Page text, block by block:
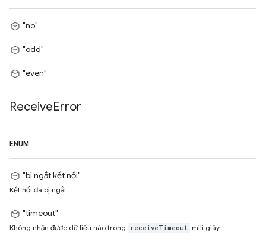
"no"
"odd"
"even"
ReceiveError
ENUM
"bị ngắt kết nối"
Kết nối đã bị ngắt.
"timeout"
Không nhận được dữ liệu nào trong receiveTimeout mili giây.